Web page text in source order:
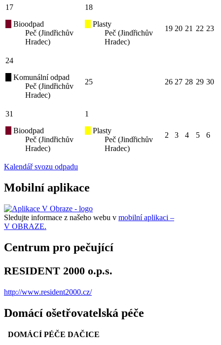
17
Bioodpad
Peč (Jindřichův
Hradec)
18
Plasty
Peč (Jindřichův
Hradec)
19 20 21 22 23
24
Komunální odpad
Peč (Jindřichův
Hradec)
25 26 27 28 29 30
31
Bioodpad
Peč (Jindřichův
Hradec)
1
Plasty
Peč (Jindřichův
Hradec)
2 3 4 5 6
Kalendář svozu odpadu
Mobilní aplikace
Sledujte informace z našeho webu v mobilní aplikaci –
V OBRAZE.
Centrum pro pečující
RESIDENT 2000 o.p.s.
http://www.resident2000.cz/
Domácí ošetřovatelská péče
DOMÁCÍ PÉČE DAČICE